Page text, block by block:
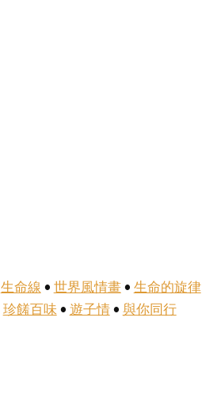
生命線 • 世界風情畫• 生命的旋律
珍饈百味 • 遊子情• 與你同行